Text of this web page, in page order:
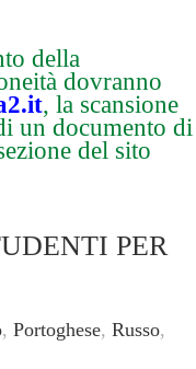
della
dovranno
, la scansione
un documento di
del sito
PER
, Portoghese, Russo,